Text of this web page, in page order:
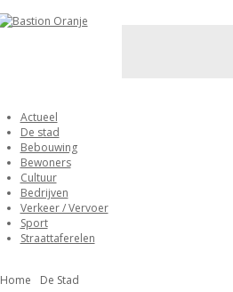
Actueel
De stad
Bebouwing
Bewoners
Cultuur
Bedrijven
Verkeer / Vervoer
Sport
Straattaferelen
Home De Stad